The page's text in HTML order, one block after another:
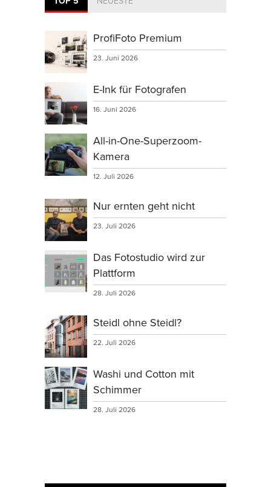
ProfiFoto Premium
23. Juni 2026
E-Ink für Fotografen
16. Juni 2026
All-in-One-Superzoom-
Kamera
12. Juli 2026
Nur ernten geht nicht
23. Juli 2026
Das Fotostudio wird zur
Plattform
28. Juli 2026
Steidl ohne Steidl?
22. Juli 2026
Washi und Cotton mit
Schimmer
28. Juli 2026